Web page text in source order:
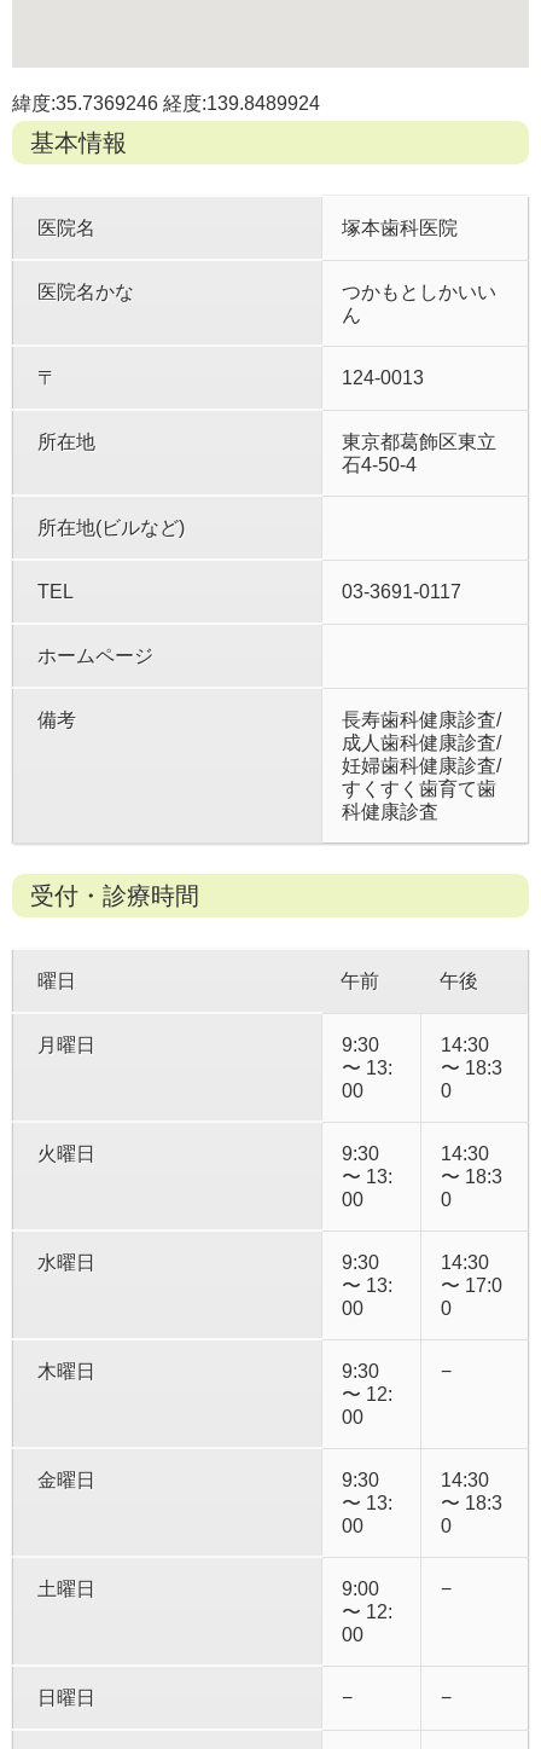
緯度:35.7369246 経度:139.8489924
基本情報
医院名 塚本歯科医院
医院名かな
つかもとしかいい
ん
〒 124-0013
所在地
東京都葛飾区東立
石4-50-4
所在地(ビルなど)
TEL 03-3691-0117
ホームページ
備考
長寿歯科健康診査/
成人歯科健康診査/
妊婦歯科健康診査/
すくすく歯育て歯
科健康診査
受付・診療時間
曜日 午前 午後
月曜日
9:30
〜 13:
00
14:30
〜 18:3
0
火曜日
9:30
〜 13:
00
14:30
〜 18:3
0
水曜日
9:30
〜 13:
00
14:30
〜 17:0
0
木曜日
9:30
〜 12:
00
−
金曜日
9:30
〜 13:
00
14:30
〜 18:3
0
土曜日
9:00
〜 12:
00
−
日曜日 − −